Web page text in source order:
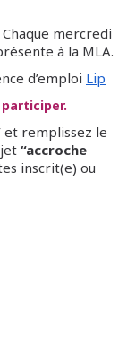
mercredi
à la MLA.
d’emploi Lip
et remplissez le
“accroche
inscrit(e) ou